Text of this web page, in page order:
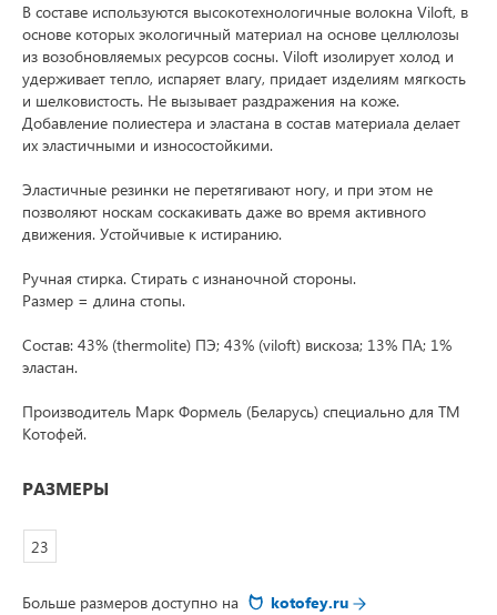
В составе используются высокотехнологичные волокна Viloft, в
основе которых экологичный материал на основе целлюлозы
из возобновляемых ресурсов сосны. Viloft изолирует холод и
удерживает тепло, испаряет влагу, придает изделиям мягкость
и шелковистость. Не вызывает раздражения на коже.
Добавление полиестера и эластана в состав материала делает
их эластичными и износостойкими.
Эластичные резинки не перетягивают ногу, и при этом не
позволяют носкам соскакивать даже во время активного
движения. Устойчивые к истиранию.
Ручная стирка. Стирать с изнаночной стороны.
Размер = длина стопы.
Состав: 43% (thermolite) ПЭ; 43% (viloft) вискоза; 13% ПА; 1%
эластан.
Производитель Марк Формель (Беларусь) специально для ТМ
Котофей.
РАЗМЕРЫ
23
Больше размеров доступно на kotofey.ru